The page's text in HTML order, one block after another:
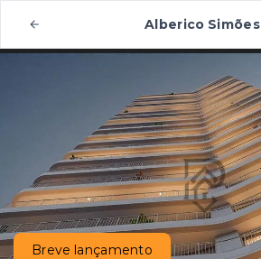
Alberico Simões
Breve lançamento